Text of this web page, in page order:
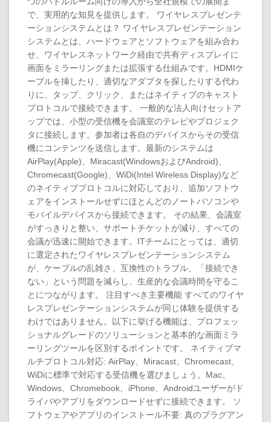
で、実用的な知見を提供します。 ワイヤレスプレゼンテ
ーションシステムとは？ ワイヤレスプレゼンテーション
システムとは、ハードウェアとソフトウェアを組み合わ
せ、ワイヤレスネットワーク経由で共有ディスプレイに
画面をミラーリングまたは拡張する仕組みです。HDMIケ
ーブルを挿したり、適切なアダプタを探したりする代わ
りに、タップ、クリック、またはネイティブのキャスト
プロトコルで接続できます。 一般的な法人向けセットア
ップでは、小型の受信機を会議室のテレビやプロジェク
タに接続します。参加者は各自のデバイスからその受信
機にコンテンツを送信します。最新のシステムは
AirPlay(Apple)、Miracast(WindowsおよびAndroid)、
Chromecast(Google)、WiDi(Intel Wireless Display)など
のネイティブプロトコルに対応しており、追加ソフトウ
ェアをインストールせずにほとんどのノートパソコンや
モバイルデバイスから接続できます。 その結果、会議室
がすっきりと整い、サポートチケットが減り、すべての
会議が迅速に開始できます。ITチームにとっては、適切
に選定されたワイヤレスプレゼンテーションシステム
が、ケーブルの乱雑さ、互換性のトラブル、「接続でき
ない」という問題を減らし、生産的な会議時間を守るこ
とにつながります。 注目すべき主要機能 すべてのワイヤ
レスプレゼンテーションシステムが同じ体験を提供する
わけではありません。以下に挙げる機能は、プロフェッ
ショナルグレードのソリューションと基本的な画面ミラ
ーリングツールを区別するポイントです。 ネイティブマ
ルチプロトコル対応: AirPlay、Miracast、Chromecast、
WiDiに標準で対応する受信機を選びましょう。Mac、
Windows、Chromebook、iPhone、Androidユーザーがド
ライバやアプリをダウンロードせずに接続できます。 ソ
フトウェアやアプリのインストール不要: 真のプラグアン